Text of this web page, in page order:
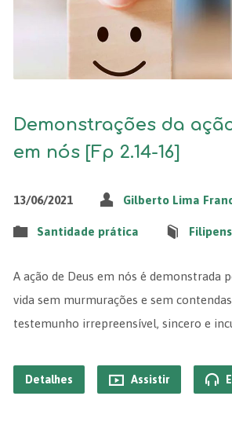
Demonstrações da
em nós [Fp 2.14-16]
13/06/2021 Gilberto Lima
Santidade prática
A ação de Deus em nós é demonstrada
vida sem murmurações e sem
testemunho irrepreensível, sincero e
Detalhes Assistir